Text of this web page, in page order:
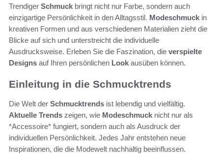
Trendiger Schmuck bringt nicht nur Farbe, sondern auch
einzigartige Persönlichkeit in den Alltagsstil. Modeschmuck in
kreativen Formen und aus verschiedenen Materialien zieht die
Blicke auf sich und unterstreicht die individuelle
Ausdrucksweise. Erleben Sie die Faszination, die verspielte
Designs auf Ihren persönlichen Look ausüben können.
Einleitung in die Schmucktrends
Die Welt der Schmucktrends ist lebendig und vielfältig.
Aktuelle Trends zeigen, wie Modeschmuck nicht nur als
*Accessoire* fungiert, sondern auch als Ausdruck der
individuellen Persönlichkeit. Jedes Jahr entstehen neue
Inspirationen, die die Modewelt nachhaltig beeinflussen.